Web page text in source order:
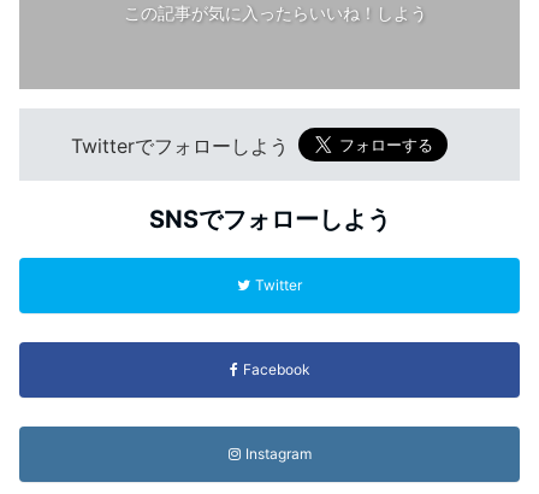
この記事が気に入ったらいいね！しよう
Twitterでフォローしよう
SNSでフォローしよう
Twitter
Facebook
Instagram